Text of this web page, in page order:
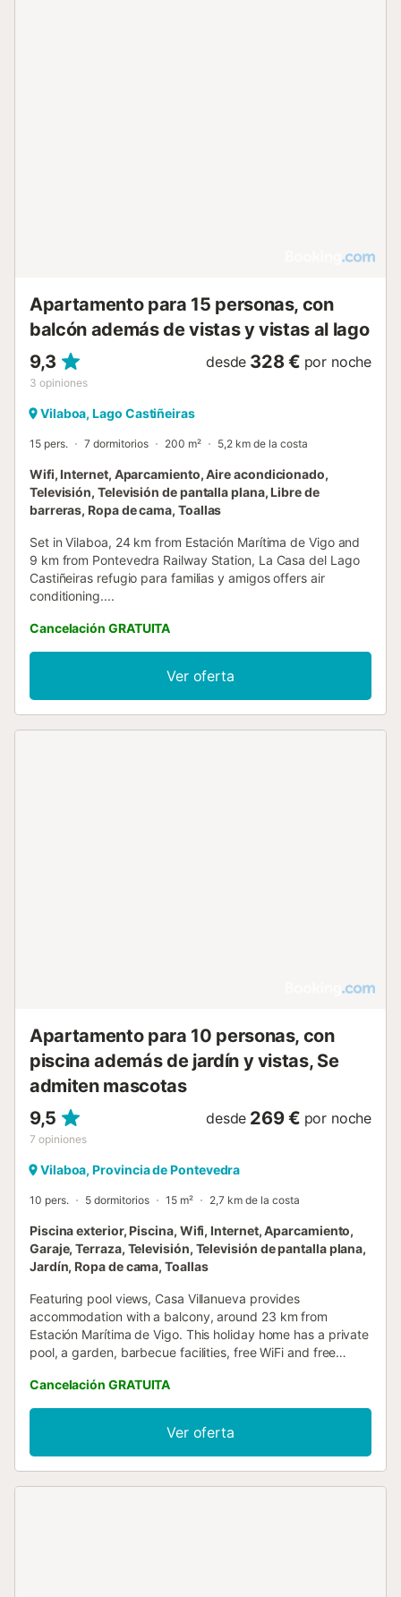
Apartamento para 15 personas, con
balcón además de vistas y vistas al lago
9,3
3 opiniones
desde 328 € por noche
Vilaboa, Lago Castiñeiras
15 pers. 7 dormitorios 200 m² 5,2 km de la costa
Wifi, Internet, Aparcamiento, Aire acondicionado,
Televisión, Televisión de pantalla plana, Libre de
barreras, Ropa de cama, Toallas
Set in Vilaboa, 24 km from Estación Marítima de Vigo and
9 km from Pontevedra Railway Station, La Casa del Lago
Castiñeiras refugio para familias y amigos offers air
conditioning....
Cancelación GRATUITA
Ver oferta
Apartamento para 10 personas, con
piscina además de jardín y vistas, Se
admiten mascotas
9,5
7 opiniones
desde 269 € por noche
Vilaboa, Provincia de Pontevedra
10 pers. 5 dormitorios 15 m² 2,7 km de la costa
Piscina exterior, Piscina, Wifi, Internet, Aparcamiento,
Garaje, Terraza, Televisión, Televisión de pantalla plana,
Jardín, Ropa de cama, Toallas
Featuring pool views, Casa Villanueva provides
accommodation with a balcony, around 23 km from
Estación Marítima de Vigo. This holiday home has a private
pool, a garden, barbecue facilities, free WiFi and free
Cancelación GRATUITA
Ver oferta